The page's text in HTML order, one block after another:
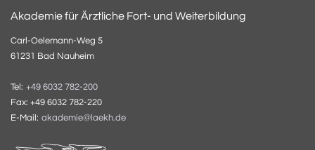
Akademie für Ärztliche Fort- und Weiterbildung
Carl-Oelemann-Weg 5
61231 Bad Nauheim
Tel: +49 6032 782-200
Fax: +49 6032 782-220
E-Mail: akademie@laekh.de